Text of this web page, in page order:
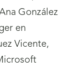
González
en
Vicente,